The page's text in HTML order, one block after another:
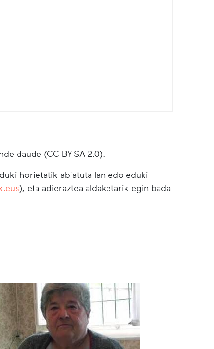
daude (CC BY-SA 2.0).
horietatik abiatuta lan edo eduki
), eta adieraztea aldaketarik egin bada